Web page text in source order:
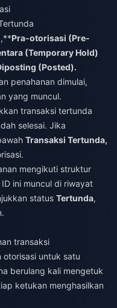
Pra-otorisasi (Pre-
(Temporary Hold)
(Posted).
penahanan dimulai,
yang muncul.
transaksi tertunda
selesai. Jika
Transaksi Tertunda,
mengikuti struktur
ini muncul di riwayat
status Tertunda,
transaksi
untuk satu
berulang kali mengetuk
ketukan menghasilkan